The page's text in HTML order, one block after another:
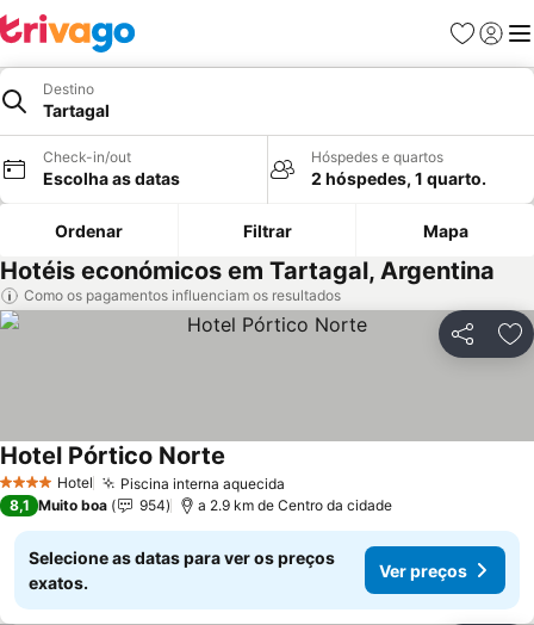
Favoritos
Iniciar
Destino
Tartagal
Check-in/out
Escolha as datas
Hóspedes e quartos
2 hóspedes, 1 quarto.
Ordenar Filtrar Mapa
Hotéis económicos em Tartagal, Argentina
Como os pagamentos influenciam os resultados
Partilhar
4 EstrelasHotel Piscina interna aquecida
Hotel Pórtico Norte
8,1 Muito boa 954 a 2.9 km de Centro da cidade
Selecione as datas para ver os preços
exatos.
Ver preços